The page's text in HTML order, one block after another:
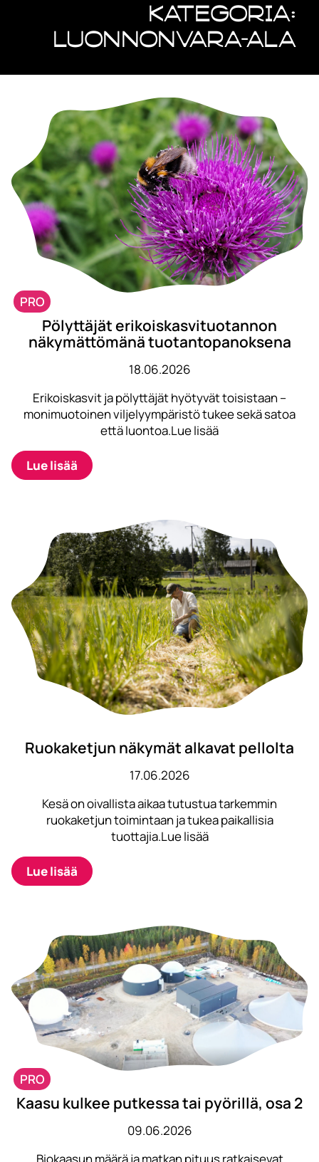
Kategoria:
Luonnonvara-ala
PRO
Pölyttäjät erikoiskasvituotannon
näkymättömänä tuotantopanoksena
18.06.2026
Erikoiskasvit ja pölyttäjät hyötyvät toisistaan –
monimuotoinen viljelyympäristö tukee sekä satoa
että luontoa.Lue lisää
Lue lisää
Ruokaketjun näkymät alkavat pellolta
17.06.2026
Kesä on oivallista aikaa tutustua tarkemmin
ruokaketjun toimintaan ja tukea paikallisia
tuottajia.Lue lisää
Lue lisää
PRO
Kaasu kulkee putkessa tai pyörillä, osa 2
09.06.2026